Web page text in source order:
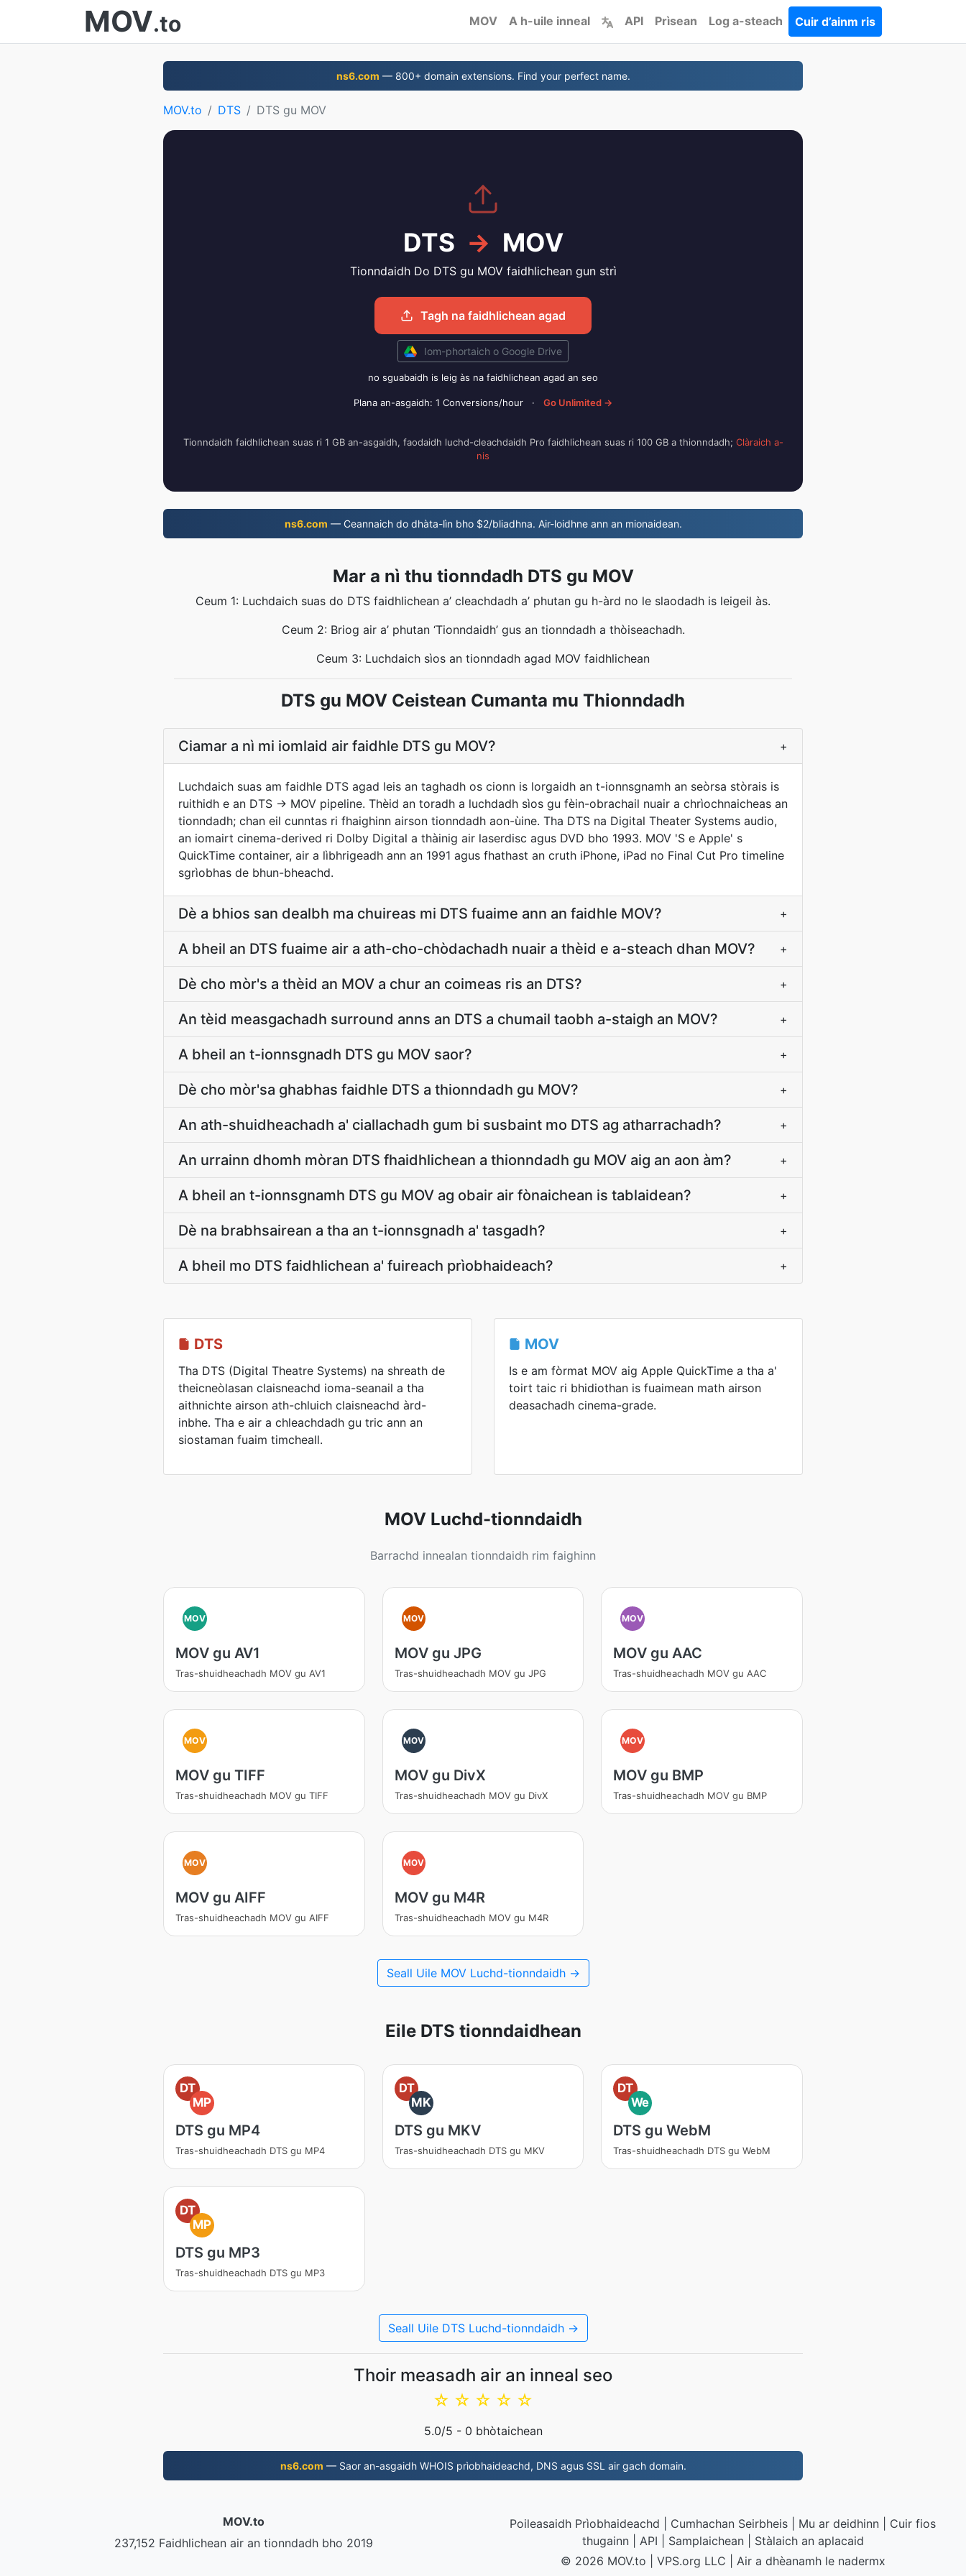
MOV.to MOV A h-uile inneal API Prìsean Log a-steach Cuir d’ainm ris
ns6.com — 800+ domain extensions. Find your perfect name.
MOV.to DTS DTS gu MOV
DTS → MOV
Tionndaidh Do DTS gu MOV faidhlichean gun strì
Tagh na faidhlichean agad
Iom-phortaich o Google Drive
no sguabaidh is leig às na faidhlichean agad an seo
Plana an-asgaidh: 1 Conversions/hour · Go Unlimited →
Tionndaidh faidhlichean suas ri 1 GB an-asgaidh, faodaidh luchd-cleachdaidh Pro faidhlichean suas ri 100 GB a thionndadh; Clàraich a-
nis
ns6.com — Ceannaich do dhàta-lìn bho $2/bliadhna. Air-loidhne ann an mionaidean.
Mar a nì thu tionndadh DTS gu MOV
Ceum 1: Luchdaich suas do DTS faidhlichean a’ cleachdadh a’ phutan gu h-àrd no le slaodadh is leigeil às.
Ceum 2: Briog air a’ phutan ‘Tionndaidh’ gus an tionndadh a thòiseachadh.
Ceum 3: Luchdaich sìos an tionndadh agad MOV faidhlichean
DTS gu MOV Ceistean Cumanta mu Thionndadh
Ciamar a nì mi iomlaid air faidhle DTS gu MOV? +
Luchdaich suas am faidhle DTS agad leis an taghadh os cionn is lorgaidh an t-ionnsgnamh an seòrsa stòrais is
ruithidh e an DTS → MOV pipeline. Thèid an toradh a luchdadh sìos gu fèin-obrachail nuair a chrìochnaicheas an
tionndadh; chan eil cunntas ri fhaighinn airson tionndadh aon-ùine. Tha DTS na Digital Theater Systems audio,
an iomairt cinema-derived ri Dolby Digital a thàinig air laserdisc agus DVD bho 1993. MOV 'S e Apple' s
QuickTime container, air a lìbhrigeadh ann an 1991 agus fhathast an cruth iPhone, iPad no Final Cut Pro timeline
sgrìobhas de bhun-bheachd.
Dè a bhios san dealbh ma chuireas mi DTS fuaime ann an faidhle MOV? +
A bheil an DTS fuaime air a ath-cho-chòdachadh nuair a thèid e a-steach dhan MOV? +
Dè cho mòr's a thèid an MOV a chur an coimeas ris an DTS? +
An tèid measgachadh surround anns an DTS a chumail taobh a-staigh an MOV? +
A bheil an t-ionnsgnadh DTS gu MOV saor? +
Dè cho mòr'sa ghabhas faidhle DTS a thionndadh gu MOV? +
An ath-shuidheachadh a' ciallachadh gum bi susbaint mo DTS ag atharrachadh? +
An urrainn dhomh mòran DTS fhaidhlichean a thionndadh gu MOV aig an aon àm? +
A bheil an t-ionnsgnamh DTS gu MOV ag obair air fònaichean is tablaidean? +
Dè na brabhsairean a tha an t-ionnsgnadh a' tasgadh? +
A bheil mo DTS faidhlichean a' fuireach prìobhaideach? +
DTS
Tha DTS (Digital Theatre Systems) na shreath de
theicneòlasan claisneachd ioma-seanail a tha
aithnichte airson ath-chluich claisneachd àrd-
inbhe. Tha e air a chleachdadh gu tric ann an
siostaman fuaim timcheall.
MOV
Is e am fòrmat MOV aig Apple QuickTime a tha a'
toirt taic ri bhidiothan is fuaimean math airson
deasachadh cinema-grade.
MOV Luchd-tionndaidh
Barrachd innealan tionndaidh rim faighinn
MOV
MOV gu AV1
Tras-shuidheachadh MOV gu AV1
MOV
MOV gu JPG
Tras-shuidheachadh MOV gu JPG
MOV
MOV gu AAC
Tras-shuidheachadh MOV gu AAC
MOV
MOV gu TIFF
Tras-shuidheachadh MOV gu TIFF
MOV
MOV gu DivX
Tras-shuidheachadh MOV gu DivX
MOV
MOV gu BMP
Tras-shuidheachadh MOV gu BMP
MOV
MOV gu AIFF
Tras-shuidheachadh MOV gu AIFF
MOV
MOV gu M4R
Tras-shuidheachadh MOV gu M4R
Seall Uile MOV Luchd-tionndaidh →
Eile DTS tionndaidhean
DT
MP
DTS gu MP4
Tras-shuidheachadh DTS gu MP4
DT
MK
DTS gu MKV
Tras-shuidheachadh DTS gu MKV
DT
We
DTS gu WebM
Tras-shuidheachadh DTS gu WebM
DT
MP
DTS gu MP3
Tras-shuidheachadh DTS gu MP3
Seall Uile DTS Luchd-tionndaidh →
Thoir measadh air an inneal seo
☆
☆
☆
☆
☆
5.0/5 - 0 bhòtaichean
ns6.com — Saor an-asgaidh WHOIS prìobhaideachd, DNS agus SSL air gach domain.
MOV.to
237,152 Faidhlichean air an tionndadh bho 2019
Poileasaidh Prìobhaideachd Cumhachan Seirbheis Mu ar deidhinn
Cuir fios
thugainn| API Samplaichean| Stàlaich an aplacaid
© 2026 MOV.to
VPS.org LLC | Air a dhèanamh le nadermx